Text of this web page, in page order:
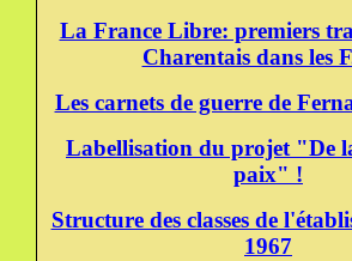
La France Libre: premiers
Charentais dans les
Les carnets de guerre de
Labellisation du projet "De
paix" !
Structure des classes de
1967